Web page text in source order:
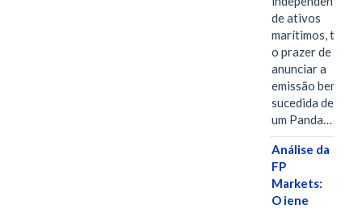
de ativos
marítimos, tem
o prazer de
anunciar a
emissão bem-
sucedida de
um Panda…
Análise da
FP
Markets:
O iene